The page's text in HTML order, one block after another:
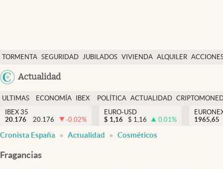
TORMENTA SEGURIDAD JUBILADOS VIVIENDA ALQUILER
USA
Actualidad
Economía y finanzas
Política
Actualidad
Criptomonedas
España
ULTIMAS
NOTICIAS
ECONOMÍA
FINANZAS
IBEX
EURO
POLÍTICA ACTUALIDAD
IBEX 35
20.176
20.176 -0.02%
EURO-USD
$ 1,16 $ 1,16 0.01%
1965,65
Cronista España Actualidad Cosméticos
Fragancias